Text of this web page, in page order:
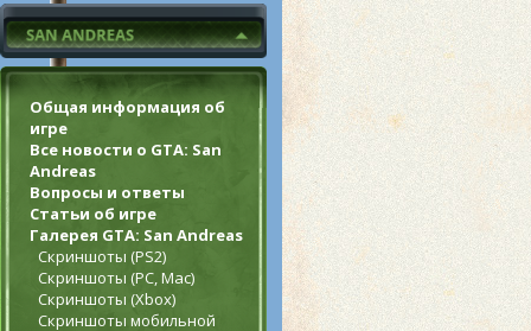
Общая информация об
игре
Все новости о GTA: San
Andreas
Вопросы и ответы
Статьи об игре
Галерея GTA: San Andreas
Скриншоты (PS2)
Скриншоты (PC, Mac)
Скриншоты (Xbox)
Скриншоты мобильной